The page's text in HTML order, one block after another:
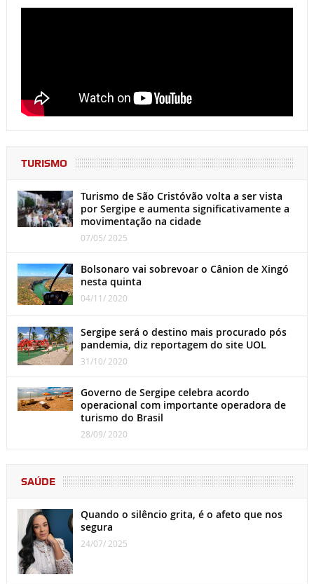
TURISMO
Turismo de São Cristóvão volta a ser vista
por Sergipe e aumenta significativamente a
movimentação na cidade
07/05/ 2025
Bolsonaro vai sobrevoar o Cânion de Xingó
nesta quinta
04/11/ 2020
Sergipe será o destino mais procurado pós
pandemia, diz reportagem do site UOL
31/10/ 2020
Governo de Sergipe celebra acordo
operacional com importante operadora de
turismo do Brasil
28/09/ 2020
SAÚDE
Quando o silêncio grita, é o afeto que nos
segura
24/07/ 2025